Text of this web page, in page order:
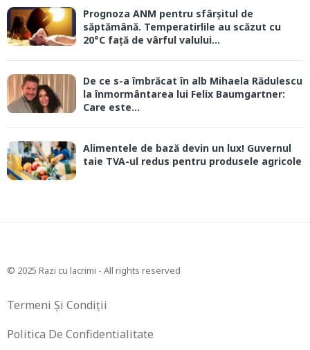
Prognoza ANM pentru sfârșitul de
săptămână. Temperatirlile au scăzut cu
20°C față de vârful valului...
De ce s-a îmbrăcat în alb Mihaela Rădulescu
la înmormântarea lui Felix Baumgartner:
Care este...
Alimentele de bază devin un lux! Guvernul
taie TVA-ul redus pentru produsele agricole
© 2025 Razi cu lacrimi - All rights reserved
Termeni Și Condiții
Politica De Confidentialitate